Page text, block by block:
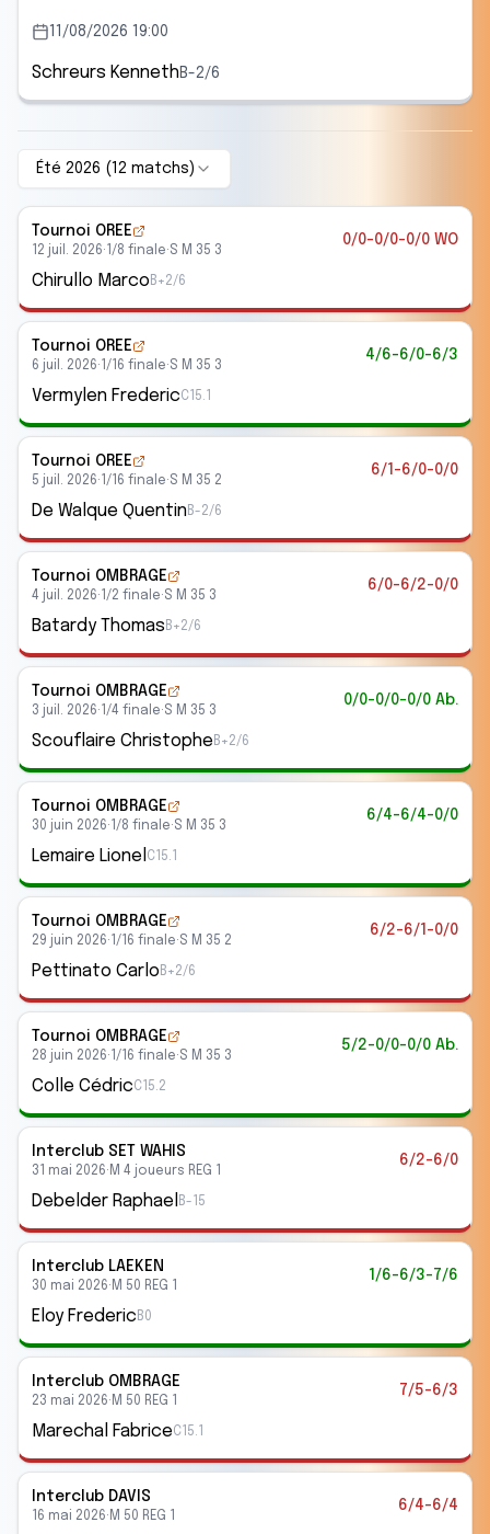
11/08/2026 19:00
Schreurs KennethB-2/6
Été 2026 ( 12 matchs )
Tournoi OREE
12 juil. 2026· 1/8 finale·S M 35 3
0/0-0/0-0/0 WO
Chirullo Marco B+2/6
Tournoi OREE
6 juil. 2026· 1/16 finale·S M 35 3
4/6-6/0-6/3
Vermylen FredericC15.1
Tournoi OREE
5 juil. 2026· 1/16 finale·S M 35 2
6/1-6/0-0/0
De Walque QuentinB-2/6
Tournoi OMBRAGE
4 juil. 2026· 1/2 finale·S M 35 3
6/0-6/2-0/0
Batardy Thomas B+2/6
Tournoi OMBRAGE
3 juil. 2026· 1/4 finale·S M 35 3
0/0-0/0-0/0 Ab.
Scouflaire Christophe B+2/6
Tournoi OMBRAGE
30 juin 2026· 1/8 finale·S M 35 3
6/4-6/4-0/0
Lemaire Lionel C15.1
Tournoi OMBRAGE
29 juin 2026· 1/16 finale·S M 35 2
6/2-6/1-0/0
Pettinato Carlo B+2/6
Tournoi OMBRAGE
28 juin 2026· 1/16 finale·S M 35 3
5/2-0/0-0/0 Ab.
Colle CédricC15.2
Interclub SET WAHIS
31 mai 2026· M 4 joueurs REG 1
6/2-6/0
Debelder Raphael B-15
Interclub LAEKEN
30 mai 2026· M 50 REG 1
1/6-6/3-7/6
Eloy Frederic B0
Interclub OMBRAGE
23 mai 2026· M 50 REG 1
7/5-6/3
Marechal FabriceC15.1
Interclub DAVIS
16 mai 2026· M 50 REG 1
6/4-6/4